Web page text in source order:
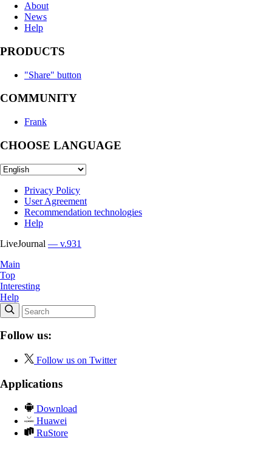
About
News
Help
PRODUCTS
"Share" button
COMMUNITY
Frank
CHOOSE LANGUAGE
Privacy Policy
User Agreement
Recommendation technologies
Help
LiveJournal — v.931
Main
Top
Interesting
Help
Follow us:
Follow us on Twitter
Applications
Download
Huawei
RuStore